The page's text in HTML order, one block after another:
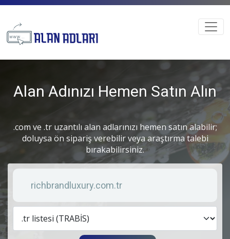
Alan Adınızı Hemen Satın Alın
.com ve .tr uzantılı alan adlarınızı hemen satın alabilir;
doluysa ön sipariş verebilir veya araştırma talebi
bırakabilirsiniz.
Anahtar kelime